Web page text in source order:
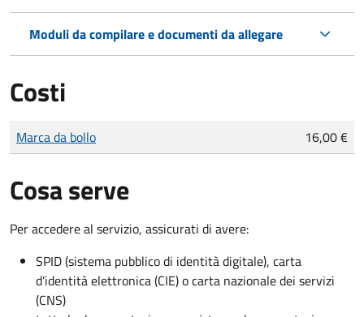
Moduli da compilare e documenti da allegare
Costi
Tipo di pagamento
Importo
Marca da bollo 16,00 €
Cosa serve
Per accedere al servizio, assicurati di avere:
SPID (sistema pubblico di identità digitale), carta
d’identità elettronica (CIE) o carta nazionale dei servizi
(CNS)